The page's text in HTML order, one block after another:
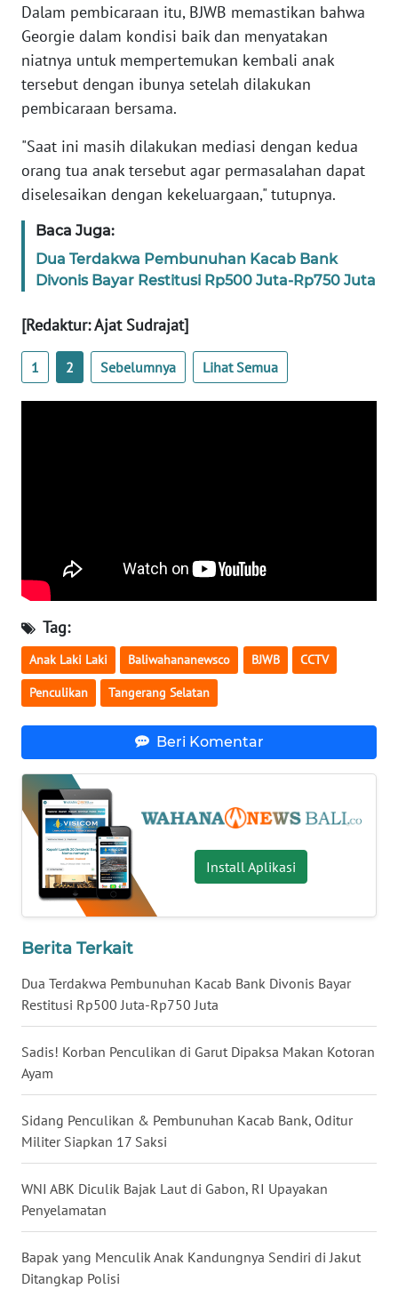
Dalam pembicaraan itu, BJWB memastikan bahwa
Georgie dalam kondisi baik dan menyatakan
niatnya untuk mempertemukan kembali anak
tersebut dengan ibunya setelah dilakukan
pembicaraan bersama.
"Saat ini masih dilakukan mediasi dengan kedua
orang tua anak tersebut agar permasalahan dapat
diselesaikan dengan kekeluargaan," tutupnya.
Baca Juga:
Dua Terdakwa Pembunuhan Kacab Bank
Divonis Bayar Restitusi Rp500 Juta-Rp750 Juta
[Redaktur: Ajat Sudrajat]
1 2 Sebelumnya Lihat Semua
Tag:
Anak Laki Laki Baliwahananewsco BJWB CCTV
Penculikan Tangerang Selatan
Beri Komentar
Install Aplikasi
Berita Terkait
Dua Terdakwa Pembunuhan Kacab Bank Divonis Bayar
Restitusi Rp500 Juta-Rp750 Juta
Sadis! Korban Penculikan di Garut Dipaksa Makan Kotoran
Ayam
Sidang Penculikan & Pembunuhan Kacab Bank, Oditur
Militer Siapkan 17 Saksi
WNI ABK Diculik Bajak Laut di Gabon, RI Upayakan
Penyelamatan
Bapak yang Menculik Anak Kandungnya Sendiri di Jakut
Ditangkap Polisi
JAKARTA
WN
JABAR
WN
BANTEN
WN
NTT
WN
KEPRI
WN
PAPUA
WN
SERAMBI
JAMBI
WN
SULTRA
WN
SULTENG
WN
SULBAR
WN
WN
SUMBAR
WN
SUMSEL
WN
BENGKULU
WN
WN